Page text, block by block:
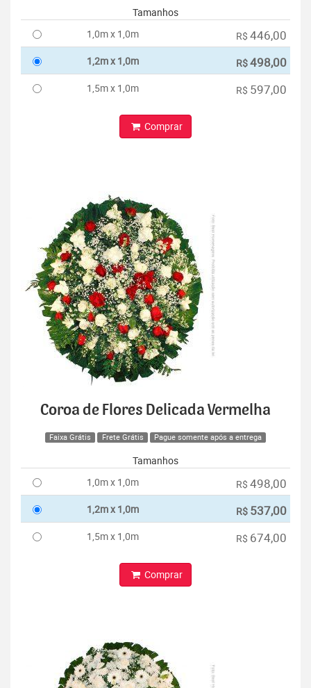
Tamanhos
1,0m x 1,0m
R$ 446,00
1,2m x 1,0m R$498,00
1,5m x 1,0m R$ 597,00
Comprar
Coroa de Flores Delicada Vermelha
Faixa Grátis Frete Grátis Pague somente após a entrega
Tamanhos
1,0m x 1,0m
R$ 498,00
1,2m x 1,0m R$ 537,00
1,5m x 1,0m R$ 674,00
Comprar